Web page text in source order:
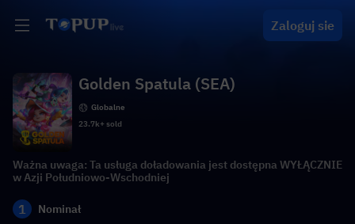
Zaloguj sie
Golden Spatula (SEA)
Globalne
23.7k+ sold
Ważna uwaga: Ta usługa doładowania jest dostępna WYŁĄCZNIE
w Azji Południowo-Wschodniej
1 Nominał